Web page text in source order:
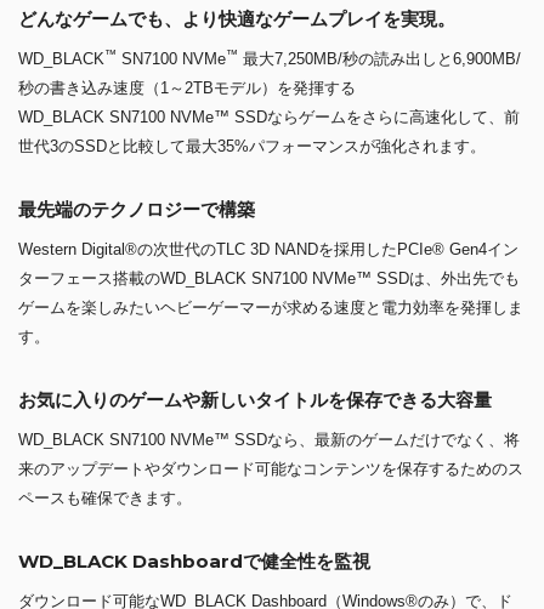
どんなゲームでも、より快適なゲームプレイを実現。
WD_BLACK™ SN7100 NVMe™ 最大7,250MB/秒の読み出しと6,900MB/
秒の書き込み速度（1～2TBモデル）を発揮する
WD_BLACK SN7100 NVMe™ SSDならゲームをさらに高速化して、前
世代3のSSDと比較して最大35%パフォーマンスが強化されます。
最先端のテクノロジーで構築
Western Digital®の次世代のTLC 3D NANDを採用したPCIe® Gen4イン
ターフェース搭載のWD_BLACK SN7100 NVMe™ SSDは、外出先でも
ゲームを楽しみたいヘビーゲーマーが求める速度と電力効率を発揮しま
す。
お気に入りのゲームや新しいタイトルを保存できる大容量
WD_BLACK SN7100 NVMe™ SSDなら、最新のゲームだけでなく、将
来のアップデートやダウンロード可能なコンテンツを保存するためのス
ペースも確保できます。
WD_BLACK Dashboardで健全性を監視
ダウンロード可能なWD_BLACK Dashboard（Windows®のみ）で、ド